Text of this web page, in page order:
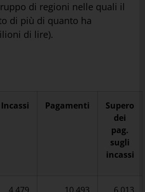
di regioni nelle quali il
di più di quanto ha
di lire).
Incassi Pagamenti
Supero
dei
pag.
sugli
incassi